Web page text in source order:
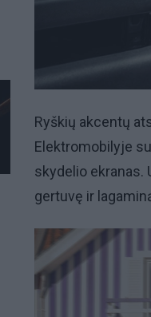
Ryškių akcentų
Elektromobilyje
skydelio ekranas.
gertuvę ir